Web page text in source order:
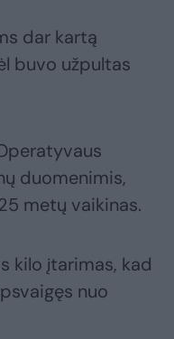
dar kartą
buvo užpultas
duomenimis,
metų vaikinas.
kilo įtarimas, kad
nuo